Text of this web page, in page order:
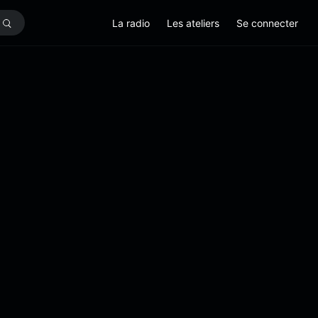
La radio Les ateliers Se connecter